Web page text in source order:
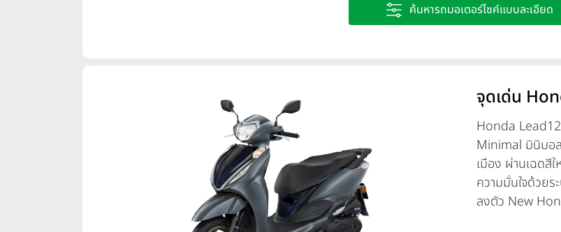
ค้นหารถมอเตอร์ไซค์แบบละเอียด
จุดเด่น
Honda
Minimal มินิมอ
เมือง ผ่านเฉดสี
ความมั่นใจด้วยร
ลงตัว New